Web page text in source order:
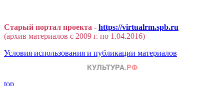
Старый портал проекта - https://virtualrm.spb.ru
(архив материалов с 2009 г. по 1.04.2016)
Условия использования и публикации материалов
top